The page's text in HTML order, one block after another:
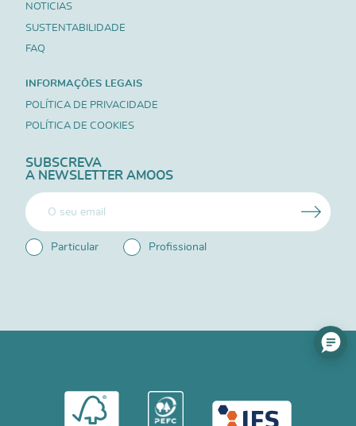
NOTICIAS
SUSTENTABILIDADE
FAQ
INFORMAÇÕES LEGAIS
POLÍTICA DE PRIVACIDADE
POLÍTICA DE COOKIES
SUBSCREVA
A NEWSLETTER AMOOS
Particular Profissional